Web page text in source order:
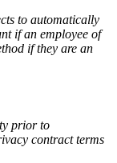
to automatically
if an employee of
if they are an
prior to
contract terms